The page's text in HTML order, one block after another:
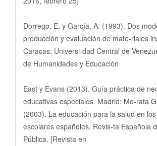
Dorrego, E. y García, A. (1993). Dos
producción y evaluación de mate-riales
Caracas: Universi-dad Central de
de Humanidades y Educación
East y Evans (2013). Guía práctica de
educativas especiales. Madrid: Mo-rata
(2003). La educación para la salud en
escolares españoles. Revis-ta Española
Pública. [Revista en